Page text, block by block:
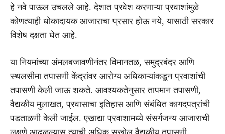
हे नवे पाऊल उचलले आहे. देशात प्रवेश करणाऱ्या प्रवाशांमुळे
कोणत्याही धोकादायक आजाराचा प्रसार होऊ नये, यासाठी सरकार
विशेष दक्षता घेत आहे.
या नियमांच्या अंमलबजावणीनंतर विमानतळ, समुद्रबंदर आणि
स्थलसीमा तपासणी केंद्रांवर आरोग्य अधिकाऱ्यांकडून प्रवाशांची
तपासणी केली जाऊ शकते. आवश्यकतेनुसार तापमान तपासणी,
वैद्यकीय मुलाखत, प्रवासाचा इतिहास आणि संबंधित कागदपत्रांची
पडताळणी केली जाईल. एखाद्या प्रवाशामध्ये संसर्गजन्य आजाराची